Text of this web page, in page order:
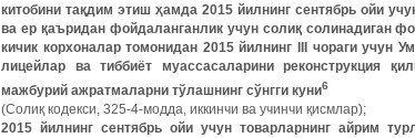
китобини тақдим этиш ҳамда 2015 йилнинг сентябрь ойи
ва ер қаъридан фойдаланганлик учун солиқ солинадиган
кичик корхоналар томонидан 2015 йилнинг III чораги учун
лицейлар ва тиббиёт муассасаларини реконструкция
мажбурий ажратмаларни тўлашнинг сўнгги куни6
(Солиқ кодекси, 325-4-модда, иккинчи ва учинчи қисмлар);
2015 йилнинг сентябрь ойи учун товарларнинг айрим